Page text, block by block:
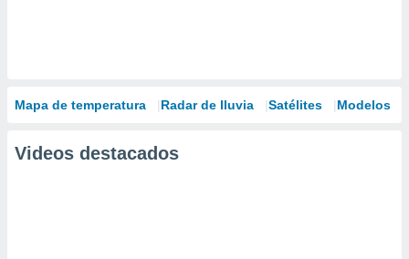
Mapa de temperatura Radar de lluvia Satélites Modelos
Videos destacados